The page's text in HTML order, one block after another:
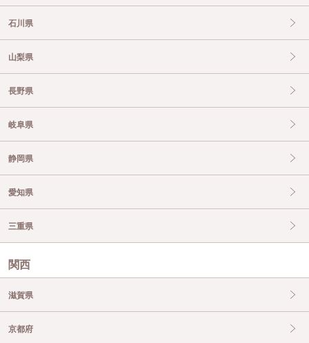
石川県
山梨県
長野県
岐阜県
静岡県
愛知県
三重県
関西
滋賀県
京都府